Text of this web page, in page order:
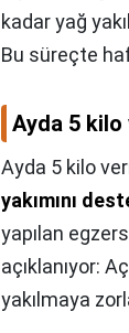
kadar yağ
Bu süreçte
Ayda 5
Ayda 5 kilo
yakımını
yapılan
açıklanıyor:
yakılmaya